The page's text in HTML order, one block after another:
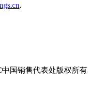
.
中国销售代表处版权所有